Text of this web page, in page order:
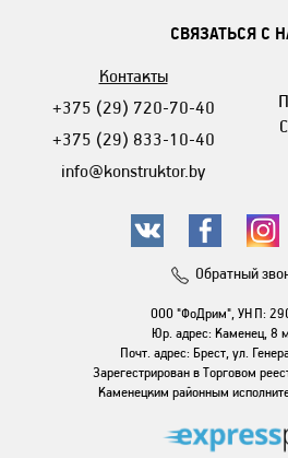
СВЯЗАТЬСЯ С
Контакты
+375 (29) 720-70-40
+375 (29) 833-10-40
info@konstruktor.by
Обратный
ООО "ФоДрим", УНП:
Юр. адрес: Каменец, 8
Почт. адрес: Брест, ул.
Зарегестрирован в Торговом
Каменецким районным